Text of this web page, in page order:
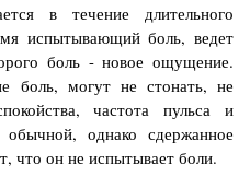
в течение длительного
испытывающий боль, ведет
боль - новое ощущение.
боль, могут не стонать, не
частота пульса и
однако сдержанное
что он не испытывает боли.